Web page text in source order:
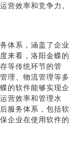
营效率和竞争力。
体系，涵盖了企业
来看，洛阳金蝶的
等传统环节的管
理、物流管理等多
的软件能够实现企
营效率和管理水
服务体系，包括软
企业在使用软件的